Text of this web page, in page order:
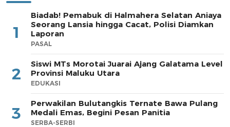
1
Biadab! Pemabuk di Halmahera Selatan Aniaya
Seorang Lansia hingga Cacat, Polisi Diamkan
Laporan
PASAL
2
Siswi MTs Morotai Juarai Ajang Galatama Level
Provinsi Maluku Utara
EDUKASI
3
Perwakilan Bulutangkis Ternate Bawa Pulang
Medali Emas, Begini Pesan Panitia
SERBA-SERBI